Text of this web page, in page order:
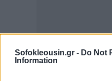
Sofokleousin.gr - Do Not
Information